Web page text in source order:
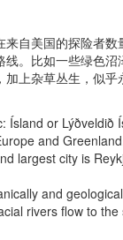
美国的探险者
。比如一些绿色
上杂草丛生，似乎
or Lýðveldið
and
largest city is
and
rivers flow to